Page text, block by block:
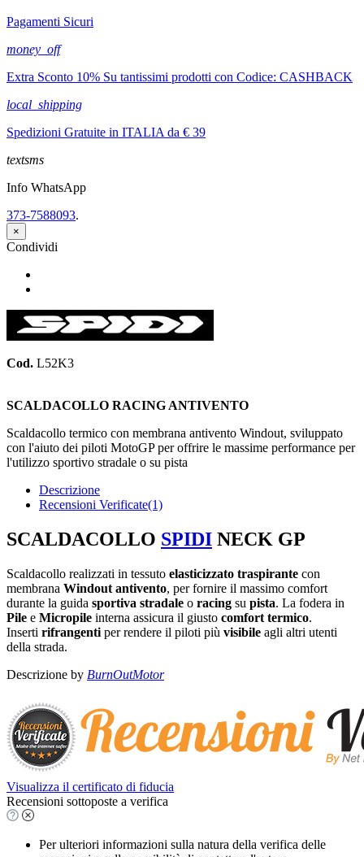
Pagamenti Sicuri
money_off
Extra Sconto 10% Su tantissimi prodotti con Codice: CASHBACK
local_shipping
Spedizioni Gratuite in ITALIA da € 39
textsms
Info WhatsApp
373-7588093.
×
Condividi
Cod. L52K3
SCALDACOLLO RACING ANTIVENTO
Scaldacollo termico con membrana antivento Windout, sviluppato
con l'aiuto dei piloti MotoGP per offrire le massime performance per
l'utilizzo sportivo stradale o su pista
Descrizione
Recensioni Verificate(1)
SCALDACOLLO SPIDI NECK GP
Scaldacollo realizzati in tessuto elasticizzato traspirante con
membrana Windout antivento, per fornire il massimo comfort
durante la guida sportiva stradale o racing su pista. La fodera in
Pile e Micropile interna assicura il giusto comfort termico.
Inserti rifrangenti per rendere il piloti più visibile agli altri utenti
della strada.
Descrizione by BurnOutMotor
Visualizza il certificato di fiducia
Recensioni sottoposte a verifica
Per ulteriori informazioni sulla natura della verifica delle